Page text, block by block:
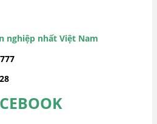
nghiệp nhất Việt Nam